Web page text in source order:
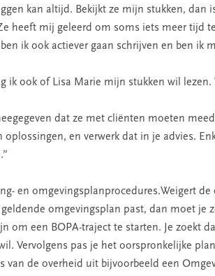
kan altijd. Bekijkt ze mijn stukken, dan
heeft mij geleerd om soms iets meer tijd
ik ook actiever gaan schrijven en ben ik
ik ook of Lisa Marie mijn stukken wil
dat ze met cliënten moeten
oplossingen, en verwerk dat in je advies.
en omgevingsplanprocedures.Weigert
omgevingsplan past, dan moet je
om een BOPA-traject te starten. Je zoekt
Vervolgens pas je het oorspronkelijke
van de overheid uit bijvoorbeeld een